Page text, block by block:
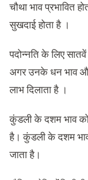
चौथा भाव प्रभावित
सुखदाई होता है ।
पदोन्नति के लिए
अगर उनके धन भाव
लाभ दिलाता है ।
कुंडली के दशम भाव को
है। कुंडली के दशम
जाता है।